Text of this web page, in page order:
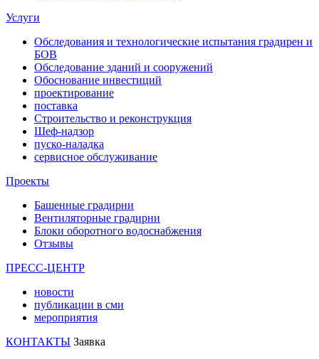
Услуги
Обследования и технологические испытания градирен и
БОВ
Обследование зданий и сооружений
Обоснование инвестиций
проектирование
поставка
Строительство и реконструкция
Шеф-надзор
пуско-наладка
сервисное обслуживание
Проекты
Башенные градирни
Вентиляторные градирни
Блоки оборотного водоснабжения
Отзывы
ПРЕСС-ЦЕНТР
новости
публикации в сми
мероприятия
КОНТАКТЫ Заявка